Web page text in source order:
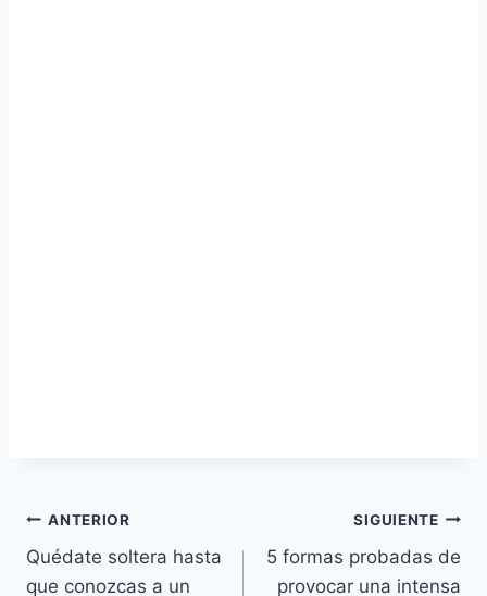
Navegación
de
ANTERIOR
Quédate soltera hasta
que conozcas a un
SIGUIENTE
5 formas probadas de
provocar una intensa